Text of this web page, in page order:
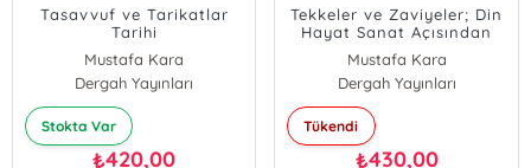
Tasavvuf ve Tarikatlar
Tarihi
Mustafa Kara
Dergah Yayınları
Stokta Var
₺420,00
Tekkeler ve Zaviyeler; Din
Hayat Sanat Açısından
Mustafa Kara
Dergah Yayınları
Tükendi
₺430,00